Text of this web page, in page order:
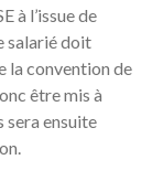
à l’issue de
salarié doit
la convention de
être mis à
sera ensuite